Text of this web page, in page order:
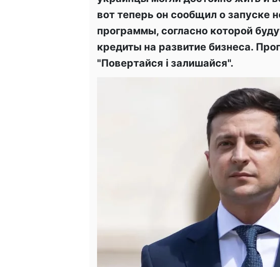
вот теперь он сообщил о запуске
программы, согласно которой
кредиты на развитие бизнеса.
"Повертайся і залишайся".